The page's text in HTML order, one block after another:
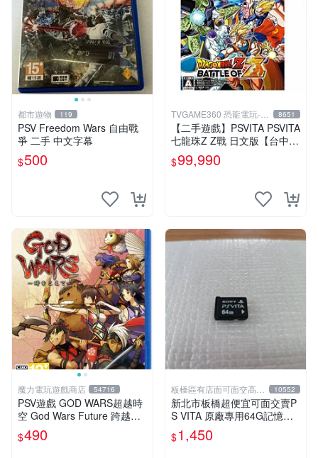
都市遊物 119
PSV Freedom Wars 自由戰
爭 二手 中文字幕
$500
TVGAME360 恐龍電玩-台
中店
8651
【二手遊戲】PSVITA PSVITA
七龍珠Z Z戰 日文版【台中恐
龍電玩】
$99,990
魔力電玩遊戲商店 54716
PSV遊戲 GOD WARS超越時
空 God Wars Future 跨越時
空 日文日版【板橋魔力】
$490
板橋區有店面可面交高價
回收電玩
10552
新北市板橋超便宜可面交賣P
S VITA 原廠專用64G記憶卡~
~實體店面可面交
$1,450